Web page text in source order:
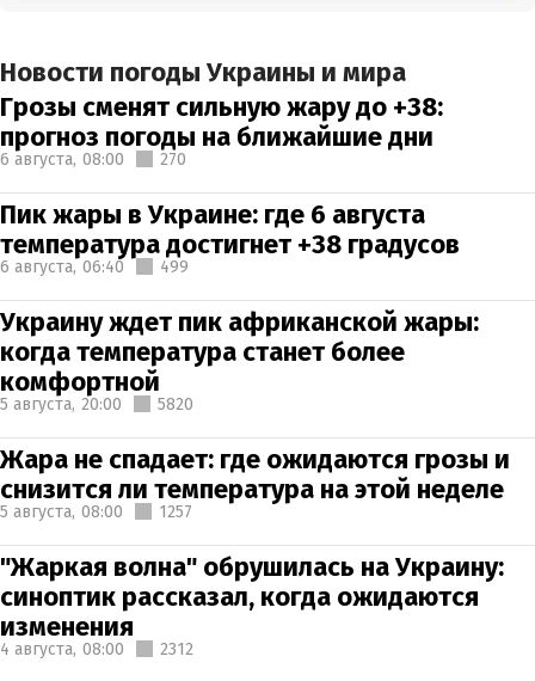
Новости погоды Украины и мира
Грозы сменят сильную жару до +38:
прогноз погоды на ближайшие дни
6 августа, 08:00 270
Пик жары в Украине: где 6 августа
температура достигнет +38 градусов
6 августа, 06:40 499
Украину ждет пик африканской жары:
когда температура станет более
комфортной
5 августа, 20:00 5820
Жара не спадает: где ожидаются грозы и
снизится ли температура на этой неделе
5 августа, 08:00 1257
"Жаркая волна" обрушилась на Украину:
синоптик рассказал, когда ожидаются
изменения
4 августа, 08:00 2312